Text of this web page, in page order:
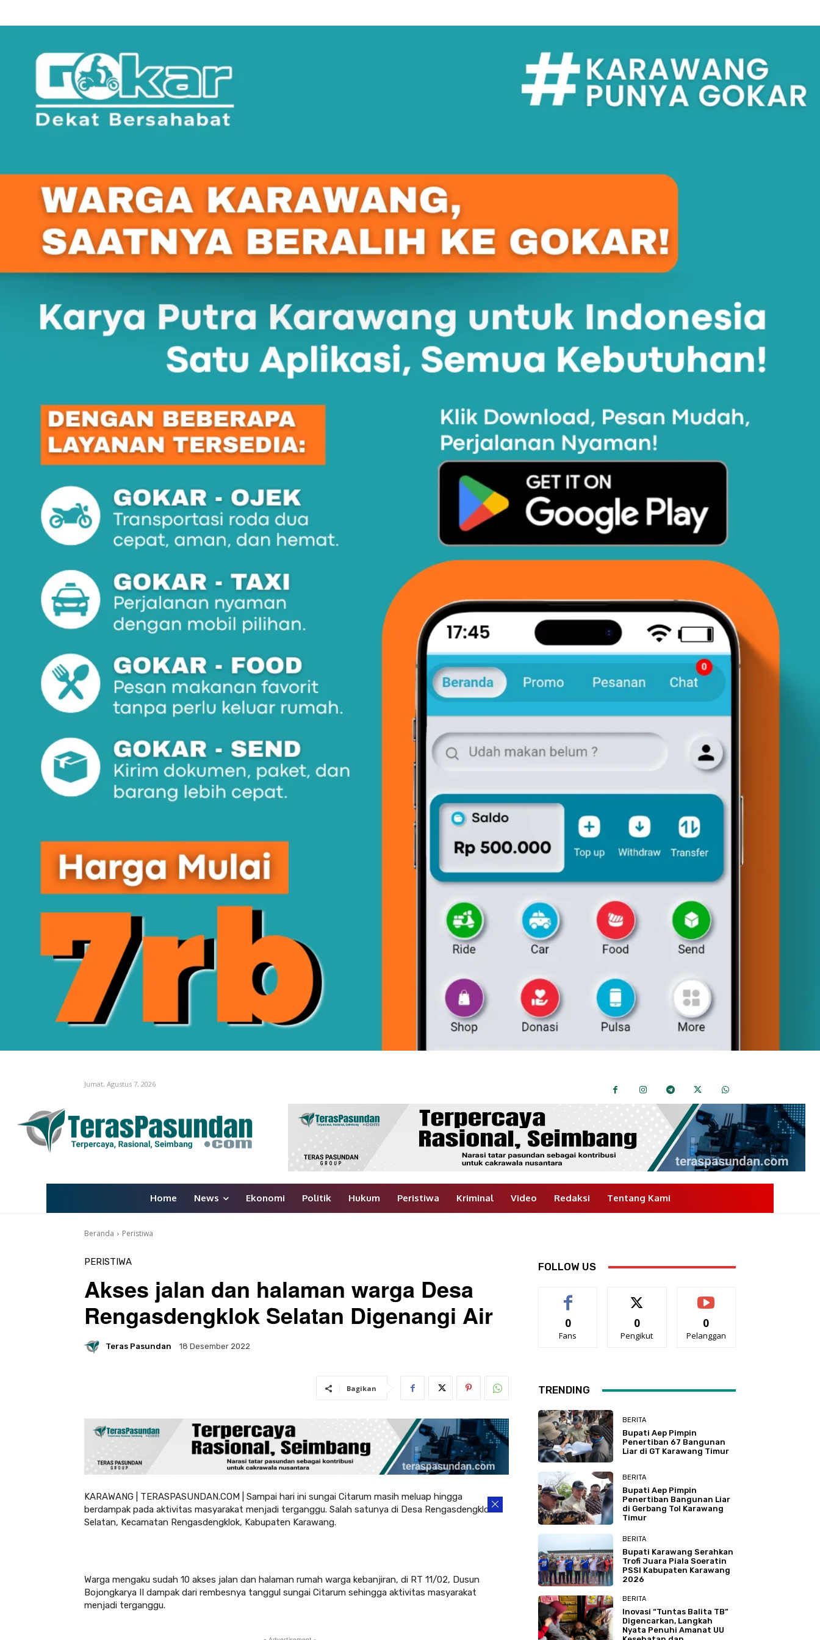
Jumat, Agustus 7, 2026
Home News Ekonomi Politik Hukum Peristiwa Kriminal Video Redaksi Tentang Kami
Beranda Peristiwa
PERISTIWA
Akses jalan dan halaman warga Desa
Rengasdengklok Selatan Digenangi Air
Teras Pasundan 18 Desember 2022
Bagikan
KARAWANG | TERASPASUNDAN.COM | Sampai hari ini sungai Citarum masih meluap hingga
berdampak pada aktivitas masyarakat menjadi terganggu. Salah satunya di Desa Rengasdengklok
Selatan, Kecamatan Rengasdengklok, Kabupaten Karawang.
Warga mengaku sudah 10 akses jalan dan halaman rumah warga kebanjiran, di RT 11/02, Dusun
Bojongkarya II dampak dari rembesnya tanggul sungai Citarum sehingga aktivitas masyarakat
menjadi terganggu.
FOLLOW US
0
Fans
0
Pengikut
0
Pelanggan
TRENDING
BERITA
Bupati Aep Pimpin
Penertiban 67 Bangunan
Liar di GT Karawang Timur
BERITA
Bupati Aep Pimpin
Penertiban Bangunan Liar
di Gerbang Tol Karawang
Timur
BERITA
Bupati Karawang Serahkan
Trofi Juara Piala Soeratin
PSSI Kabupaten Karawang
2026
BERITA
Inovasi “Tuntas Balita TB”
Digencarkan, Langkah
Nyata Penuhi Amanat UU